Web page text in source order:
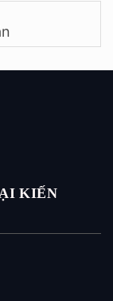
KIẾN